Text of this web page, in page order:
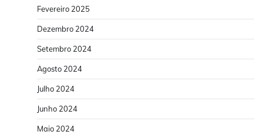
Fevereiro 2025
Dezembro 2024
Setembro 2024
Agosto 2024
Julho 2024
Junho 2024
Maio 2024